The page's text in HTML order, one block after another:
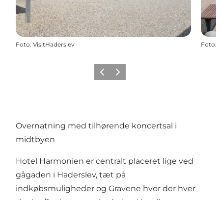
Foto: VisitHaderslev Foto:
ForrigeNæste
Overnatning med tilhørende koncertsal i
midtbyen
Hotel Harmonien er centralt placeret lige ved
gågaden i Haderslev, tæt på
indkøbsmuligheder og Gravene hvor der hver